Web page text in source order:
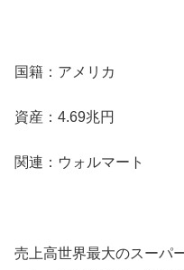
国籍：アメリカ
資産：4.69兆円
関連：ウォルマート
売上高世界最大のスーパ